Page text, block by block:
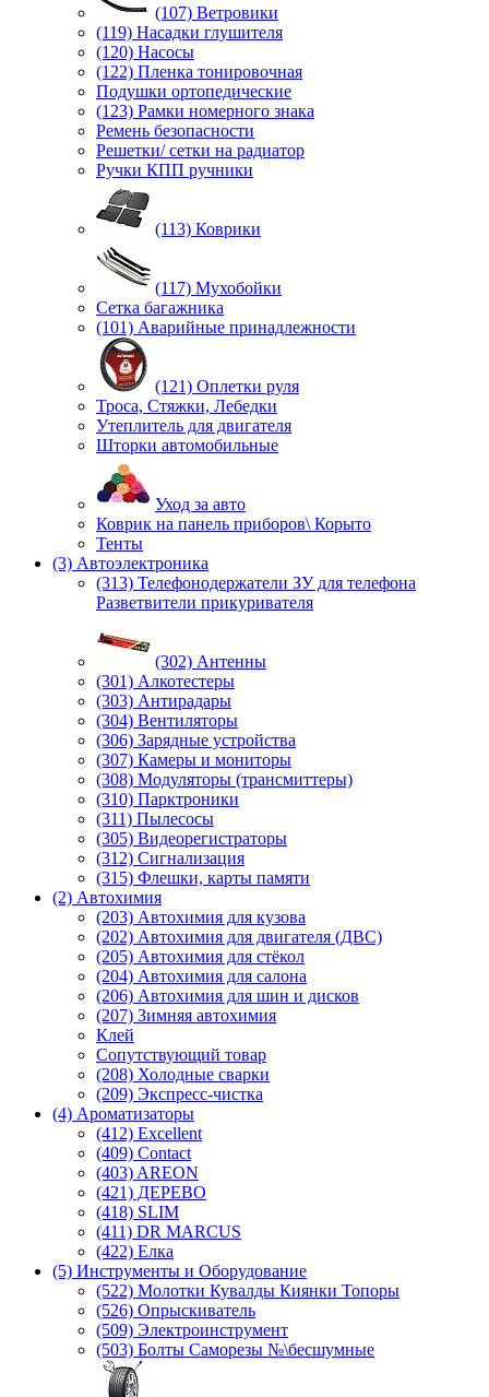
(107) Ветровики
(119) Насадки глушителя
(120) Насосы
(122) Пленка тонировочная
Подушки ортопедические
(123) Рамки номерного знака
Ремень безопасности
Решетки/ сетки на радиатор
Ручки КПП ручники
(113) Коврики
(117) Мухобойки
Сетка багажника
(101) Аварийные принадлежности
(121) Оплетки руля
Троса, Стяжки, Лебедки
Утеплитель для двигателя
Шторки автомобильные
Уход за авто
Коврик на панель приборов\ Корыто
Тенты
(3) Автоэлектроника
(313) Телефонодержатели ЗУ для телефона
Разветвители прикуривателя
(302) Антенны
(301) Алкотестеры
(303) Антирадары
(304) Вентиляторы
(306) Зарядные устройства
(307) Камеры и мониторы
(308) Модуляторы (трансмиттеры)
(310) Парктроники
(311) Пылесосы
(305) Видеорегистраторы
(312) Сигнализация
(315) Флешки, карты памяти
(2) Автохимия
(203) Автохимия для кузова
(202) Автохимия для двигателя (ДВС)
(205) Автохимия для стёкол
(204) Автохимия для салона
(206) Автохимия для шин и дисков
(207) Зимняя автохимия
Клей
Сопутствующий товар
(208) Холодные сварки
(209) Экспреcс-чистка
(4) Ароматизаторы
(412) Excellent
(409) Contact
(403) AREON
(421) ДЕРЕВО
(418) SLIM
(411) DR MARCUS
(422) Елка
(5) Инструменты и Оборудование
(522) Молотки Кувалды Киянки Топоры
(526) Опрыскиватель
(509) Электроинструмент
(503) Болты Саморезы №\бесшумные